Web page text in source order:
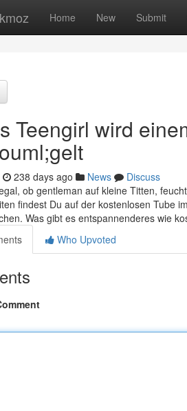
Home New Submit
Teengirl wird
238 days ago News
Discuss
ob gentleman auf kleine Titten,
findest Du auf der kostenlosen Tube
Was gibt es entspannenderes wie
Who Upvoted